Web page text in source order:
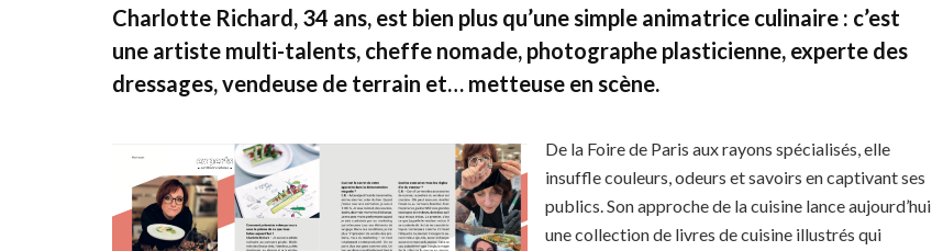
Charlotte Richard, 34 ans, est bien plus qu’une simple animatrice culinaire : c’est
une artiste multi-talents, cheffe nomade, photographe plasticienne, experte des
dressages, vendeuse de terrain et… metteuse en scène.
De la Foire de Paris aux rayons spécialisés, elle
insuffle couleurs, odeurs et savoirs en captivant ses
publics. Son approche de la cuisine lance aujourd’hui
une collection de livres de cuisine illustrés qui